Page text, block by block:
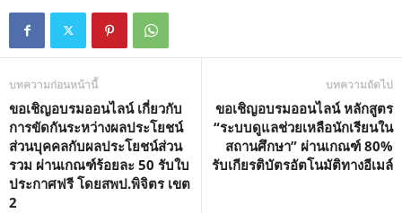
บทความก่อนหน้านี้
ขอเชิญอบรมออนไลน์ เกี่ยวกับ
การขัดกันระหว่างผลประโยชน์
ส่วนบุคคลกับผลประโยชน์ส่วน
รวม ผ่านเกณฑ์ร้อยละ 50 รับใบ
ประกาศฟรี โดยสพป.พิจิตร เขต
2
บทความถัดไป
ขอเชิญอบรมออนไลน์ หลักสูตร
“ระบบดูแลช่วยเหลือนักเรียนใน
สถานศึกษา” ผ่านเกณฑ์ 80%
รับเกียรติบัตรอัตโนมัติทางอีเมล์